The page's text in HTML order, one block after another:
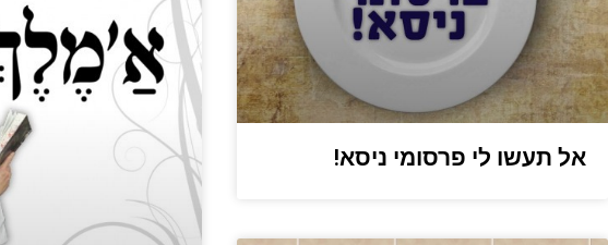
אל תעשו לי פרסומי ניסא!